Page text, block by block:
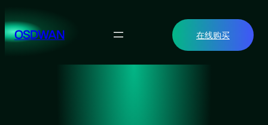
至
内OSDWAN 在线购买